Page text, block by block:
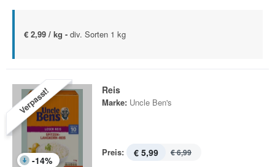
€ 2,99 / kg - div. Sorten 1 kg
Verpasst!
-14%
Reis
Marke: Uncle Ben's
Preis: € 5,99 € 6,99